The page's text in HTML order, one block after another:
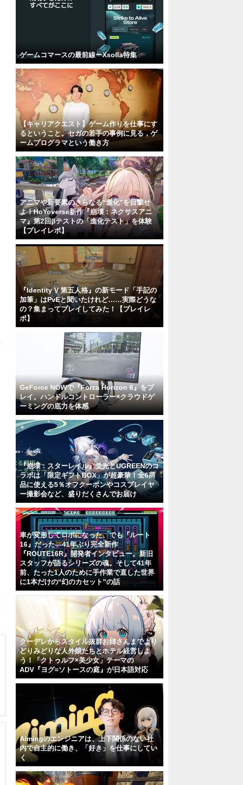
ゲームコマースの最前線ーXsolla特集
【キャリアクエスト】ゲーム作りを仕事にす
るということ。セガの若手の事例に見る，ゲ
ームプログラマという働き方
アニマや新要素のさらなる“進化”を目撃せ
よ！HoYoverse新作『崩壊：ネクサスアニ
マ』第2回βテストの「進化テスト」を体験
【プレイレポ】
『Identity V 第五人格』の新モード「手記の
加筆」はPvEと聞いたけれど……実際どうな
の？集まってプレイしてみた！【プレイレ
ポ】
GeForce NOWで『Forza Horizon 6』をプ
レイ。ハンドルコントローラー×クラウドゲ
ーミングの底力を体感
『崩壊：スターレイル』爻光とUGREENのコ
ラボは「限定ギフトBOX」が超豪華！全6商
品に使える5％オフクーポンやコスプレイヤ
ー撮影会など、盛りだくさんでお届け
車が変形してロボになった、でも『ルート
16』だった―41年ぶり完全新作
『ROUTE16R』開発者インタビュー。新旧
スタッフが語るシリーズの魂。そして41年
前、たった1人のために手作業で直した世界
に1本だけの“幻のカセット”の話
クーデレからスタイル抜群お姉さんまでより
どりみどりな人外娘たちとホテル経営しよ
う！「クトゥルフ×美少女」テーマの
ADV『ヨグ=ソトースの庭』が日本語対応
Aimingのエンジニアは、上下関係のない社
内で自主的に働き、「好き」を仕事にしてい
く